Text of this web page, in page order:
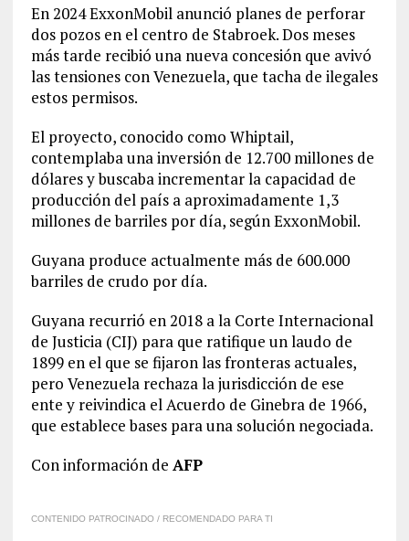
En 2024 ExxonMobil anunció planes de perforar
dos pozos en el centro de Stabroek. Dos meses
más tarde recibió una nueva concesión que avivó
las tensiones con Venezuela, que tacha de ilegales
estos permisos.
El proyecto, conocido como Whiptail,
contemplaba una inversión de 12.700 millones de
dólares y buscaba incrementar la capacidad de
producción del país a aproximadamente 1,3
millones de barriles por día, según ExxonMobil.
Guyana produce actualmente más de 600.000
barriles de crudo por día.
Guyana recurrió en 2018 a la Corte Internacional
de Justicia (CIJ) para que ratifique un laudo de
1899 en el que se fijaron las fronteras actuales,
pero Venezuela rechaza la jurisdicción de ese
ente y reivindica el Acuerdo de Ginebra de 1966,
que establece bases para una solución negociada.
Con información de AFP
CONTENIDO PATROCINADO / RECOMENDADO PARA TI